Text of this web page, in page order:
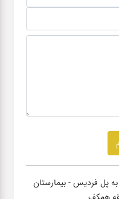
پل فردیس - بیمارستان